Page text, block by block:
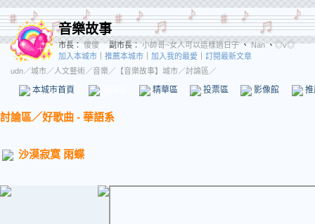
音樂故事
市長： 傻傻 副市長： 小帥哥~女人可以這樣過日子、 Nan、◎v◎
加入本城市
推薦本城市 加入我的最愛
訂閱最新文章
udn／城市／人文藝術／音樂／ 【音樂故事】城市／討論區／
本城市首頁 精華區 投票區 影像館
討論區／好歌曲 - 華語系
沙漠寂寞 雨蝶